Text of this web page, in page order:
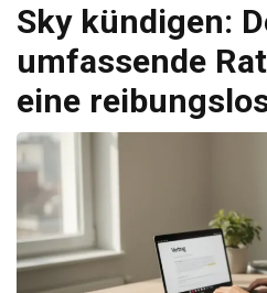
Sky kündigen:
umfassende
eine